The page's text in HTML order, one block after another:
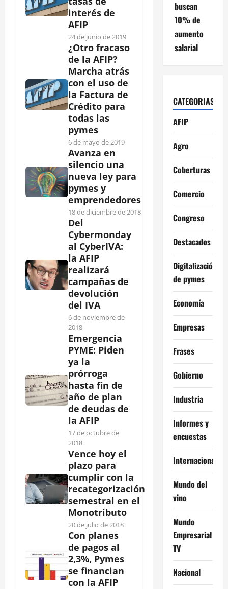
interés de
AFIP
24 de junio de 2019
¿Otro fracaso
de la AFIP?
Marcha atrás
con el uso de
la Factura de
Crédito para
todas las
pymes
6 de mayo de 2019
Avanza en
silencio una
nueva ley para
pymes y
emprendedores
18 de diciembre de 2018
Del
Cybermonday
al CyberIVA:
la AFIP
realizará
campañas de
devolución
del IVA
6 de noviembre de
2018
Emergencia
PYME: Piden
ya la
prórroga
hasta fin de
año de plan
de deudas de
la AFIP
17 de octubre de
2018
Vence hoy el
plazo para
cumplir con la
recategorización
semestral en el
Monotributo
20 de julio de 2018
Con planes
de pagos al
2,3%, Pymes
se financian
con la AFIP
buscan
10% de
aumento
salarial
CATEGORIAS
AFIP
Agro
Coberturas
Comercio
Congreso
Destacados
Digitalización
de pymes
Economía
Empresas
Frases
Gobierno
Industria
Informes y
encuestas
Internacional
Mundo del
vino
Mundo
Empresarial
TV
Nacional